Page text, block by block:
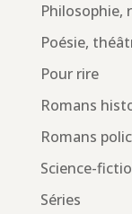
Philosophie,
Poésie,
Pour rire
Romans
Romans
Science-
Séries